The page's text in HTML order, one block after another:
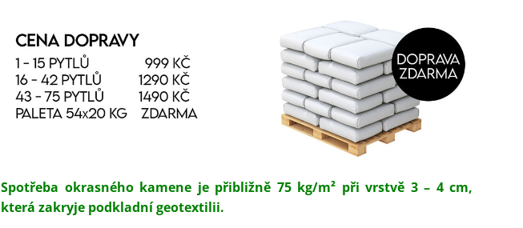
Spotřeba okrasného kamene je přibližně 75 kg/m² při vrstvě 3 – 4 cm,
která zakryje podkladní geotextilii.